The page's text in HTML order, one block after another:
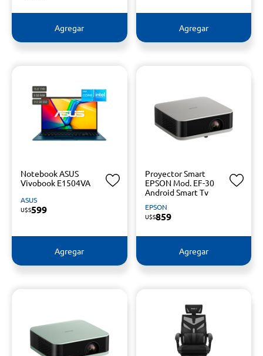
Agregar Agregar
Notebook ASUS
Vivobook E1504VA
ASUS
U$S599
Agregar
Proyector Smart
EPSON Mod. EF-30
Android Smart Tv
EPSON
U$S859
Agregar